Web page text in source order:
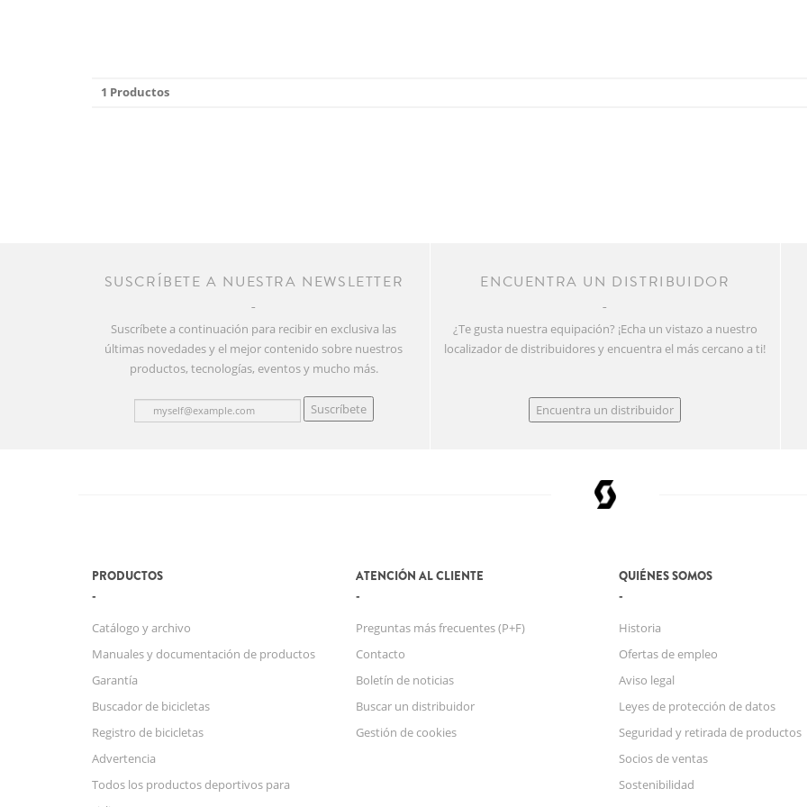
1 Productos
SUSCRÍBETE A NUESTRA NEWSLETTER
Suscríbete a continuación para recibir en exclusiva las
últimas novedades y el mejor contenido sobre nuestros
productos, tecnologías, eventos y mucho más.
Suscríbete
ENCUENTRA UN DISTRIBUIDOR
¿Te gusta nuestra equipación? ¡Echa un vistazo a nuestro
localizador de distribuidores y encuentra el más cercano a ti!
Encuentra un distribuidor
PRODUCTOS
Catálogo y archivo
Manuales y documentación de productos
Garantía
Buscador de bicicletas
Registro de bicicletas
Advertencia
Todos los productos deportivos para
ATENCIÓN AL CLIENTE
Preguntas más frecuentes (P+F)
Contacto
Boletín de noticias
Buscar un distribuidor
Gestión de cookies
QUIÉNES SOMOS
Historia
Ofertas de empleo
Aviso legal
Leyes de protección de datos
Seguridad y retirada de productos
Socios de ventas
Sostenibilidad